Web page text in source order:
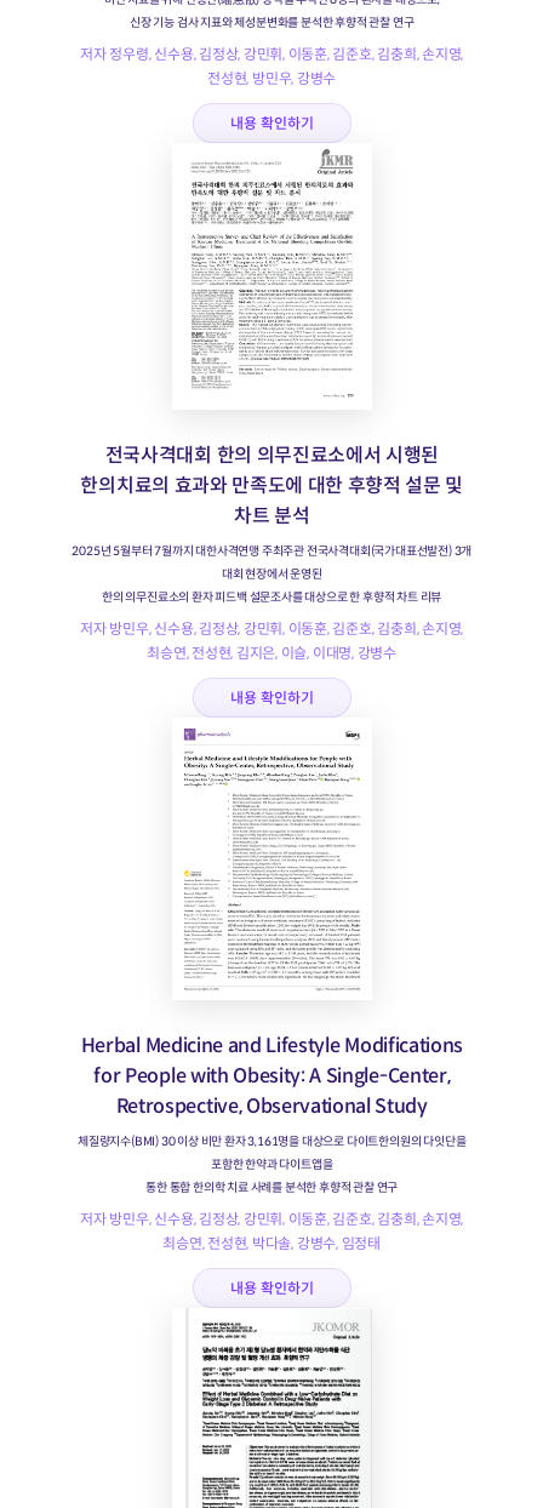
신장 기능 검사 지표와 체성분변화를 분석한 후향적 관찰 연구
저자 정우령, 신수용, 김정상, 강민휘, 이동훈, 김준호, 김충희, 손지영,
전성현, 방민우, 강병수
내용 확인하기
전국사격대회 한의 의무진료소에서 시행된
한의치료의 효과와 만족도에 대한 후향적 설문 및
차트 분석
2025년 5월부터 7월까지 대한사격연맹 주최주관 전국사격대회(국가대표선발전) 3개
대회 현장에서 운영된
한의 의무진료소의 환자 피드백 설문조사를 대상으로 한 후향적 차트 리뷰
저자 방민우, 신수용, 김정상, 강민휘, 이동훈, 김준호, 김충희, 손지영,
최승연, 전성현, 김지은, 이슬, 이대명, 강병수
내용 확인하기
Herbal Medicine and Lifestyle Modifications
for People with Obesity: A Single-Center,
Retrospective, Observational Study
체질량지수(BMI) 30 이상 비만 환자 3,161명을 대상으로 다이트한의원의 다잇단을
포함한 한약과 다이트앱을
통한 통합 한의학 치료 사례를 분석한 후향적 관찰 연구
저자 방민우, 신수용, 김정상, 강민휘, 이동훈, 김준호, 김충희, 손지영,
최승연, 전성현, 박다솔, 강병수, 임정태
내용 확인하기